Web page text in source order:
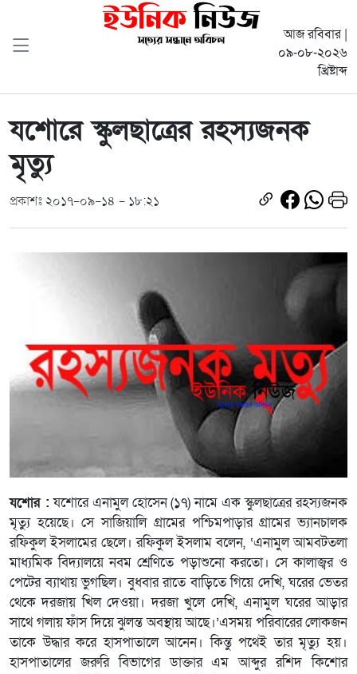
আজ রবিবার |
০৯-০৮-২০২৬
খ্রিষ্টাব্দ
যশোরে স্কুলছাত্রের রহস্যজনক
মৃত্যু
প্রকাশঃ ২০১৭-০৯-১৪ - ১৮:২১
যশোর : যশোরে এনামুল হোসেন (১৭) নামে এক স্কুলছাত্রের রহস্যজনক
মৃত্যু হয়েছে। সে সাজিয়ালি গ্রামের পশ্চিমপাড়ার গ্রামের ভ্যানচালক
রফিকুল ইসলামের ছেলে। রফিকুল ইসলাম বলেন, ‘এনামুল আমবটতলা
মাধ্যমিক বিদ্যালয়ে নবম শ্রেণিতে পড়াশুনো করতো। সে কালাজ্বর ও
পেটের ব্যাথায় ভুগছিল। বুধবার রাতে বাড়িতে গিয়ে দেখি, ঘরের ভেতর
থেকে দরজায় খিল দেওয়া। দরজা খুলে দেখি, এনামুল ঘরের আড়ার
সাথে গলায় ফাঁস দিয়ে ঝুলন্ত অবস্থায় আছে।’এসময় পরিবারের লোকজন
তাকে উদ্ধার করে হাসপাতালে আনেন। কিন্তু পথেই তার মৃত্যু হয়।
হাসপাতালের জরুরি বিভাগের ডাক্তার এম আব্দুর রশিদ কিশোর